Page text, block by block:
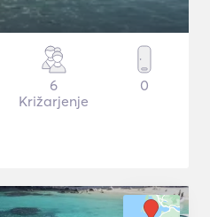
6
Križarjenje
0